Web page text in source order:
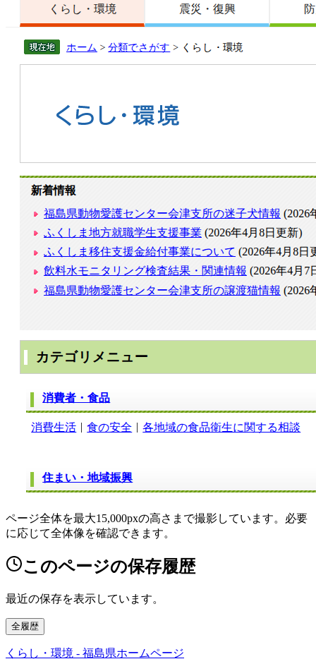
ページ全体を最大15,000pxの高さまで撮影しています。必要
に応じて全体像を確認できます。
このページの保存履歴
最近の保存を表示しています。
全履歴
くらし・環境 - 福島県ホームページ